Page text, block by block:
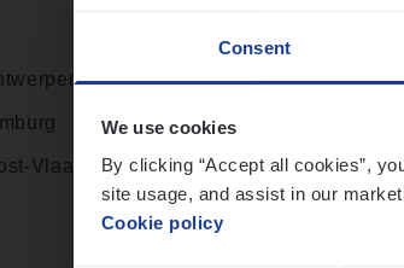
Consent
We use cookies
By clicking “Accept all cookies”,
site usage, and assist in our
Cookie policy
Vlaanderen